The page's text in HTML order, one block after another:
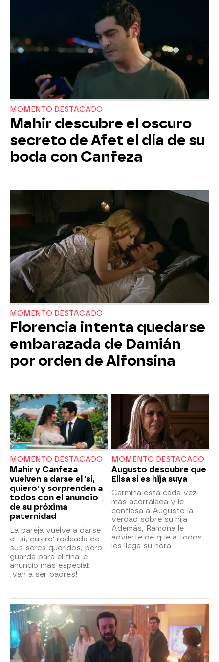
MOMENTO DESTACADO
Mahir descubre el oscuro
secreto de Afet el día de su
boda con Canfeza
MOMENTO DESTACADO
Florencia intenta quedarse
embarazada de Damián
por orden de Alfonsina
MOMENTO DESTACADO
Mahir y Canfeza
vuelven a darse el 'sí,
quiero' y sorprenden a
todos con el anuncio
de su próxima
paternidad
La pareja vuelve a darse
el 'sí, quiero' rodeada de
sus seres queridos, pero
guarda para el final el
anuncio más especial:
¡van a ser padres!
MOMENTO DESTACADO
Augusto descubre que
Elisa sí es hija suya
Carmina está cada vez
más acorralada y le
confiesa a Augusto la
verdad sobre su hija.
Además, Ramona le
advierte de que a todos
les llega su hora.